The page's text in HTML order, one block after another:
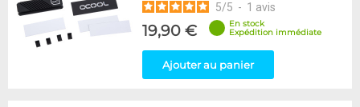
5/5 - 1 avis
19,90 €
En stock
Expédition immédiate
Ajouter au panier